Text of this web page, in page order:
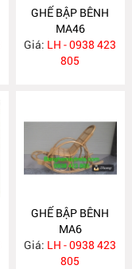
GHẾ BẬP BÊNH
MA46
Giá: LH - 0938 423
805
GHẾ BẬP BÊNH
MA6
Giá: LH - 0938 423
805